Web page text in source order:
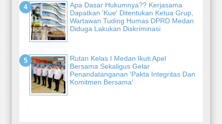
Apa Dasar Hukumnya?? Kerjasama
Dapatkan 'Kue' Ditentukan Ketua Grup,
Wartawan Tuding Humas DPRD Medan
Diduga Lakukan Diskriminasi
Rutan Kelas I Medan Ikuti Apel
Bersama Sekaligus Gelar
Penandatanganan 'Pakta Integritas Dan
Komitmen Bersama'
-